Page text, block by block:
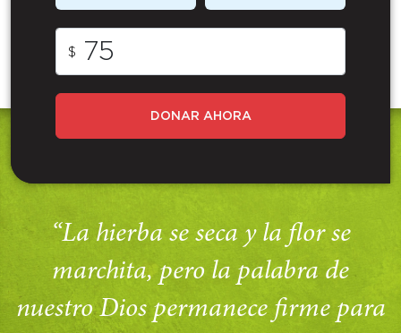
$
DONAR AHORA
“La hierba se seca y la flor se
marchita, pero la palabra de
nuestro Dios permanece firme para